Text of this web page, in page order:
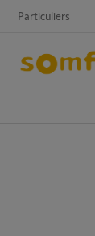
Particuliers